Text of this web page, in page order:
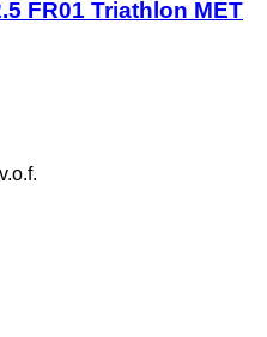
FR01 Triathlon MET